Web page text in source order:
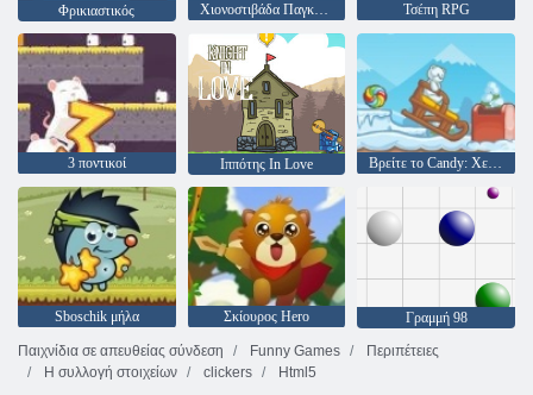
Φρικιαστικός Χιονοστιβάδα Παγκόσμια Τσέπη RPG
3 ποντικοί Ιππότης In Love Βρείτε το Candy: Χειμώνας
Sboschik μήλα Σκίουρος Hero
Γραμμή 98
Παιχνίδια σε απευθείας σύνδεση
Funny Games
Περιπέτειες
Η συλλογή στοιχείων
clickers Html5